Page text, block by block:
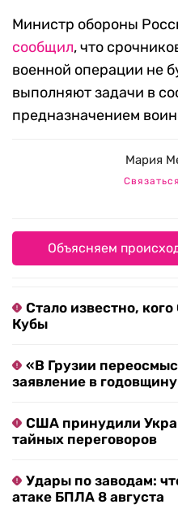
Министр обороны
сообщил, что
военной операции не
выполняют задачи в
предназначением
Мария
Объясняем
Стало известно,
Кубы
«В Грузии
заявление в
США принудили
тайных переговоров
Удары по заводам:
атаке БПЛА 8 августа